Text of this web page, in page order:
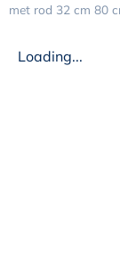
met rod 32 cm 80
Loading...